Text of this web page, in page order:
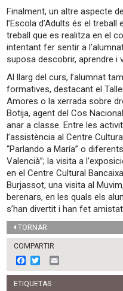
Finalment, un altre aspecte
l’Escola d’Adults és el
treball que es realitza en el
intentant fer sentir a
suposa descobrir, aprendre i
Al llarg del curs, l’alumnat
formatives, destacant el
Amores o la xerrada sobre
Botija, agent del Cos
anar a classe. Entre les
l’assistència al Centre
“Parlando a María” o
Valencià”; la visita a
en el Centre Cultural
Burjassot, una visita al
berenars, en les quals els
s’han divertit i han fet
TORNAR
COMPARTIR
F
a
c
w
i
m
ETIQUETAS